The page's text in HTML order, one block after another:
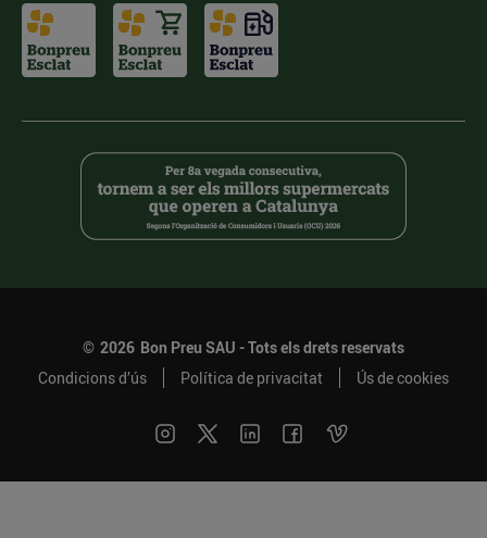
© 2026 Bon Preu SAU - Tots els drets reservats
Condicions d’ús
Política de privacitat Ús de cookies